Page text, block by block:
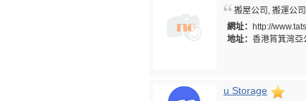
搬屋公司, 搬運公
網址： http://
地址： 香港筲箕灣亞
u Storage